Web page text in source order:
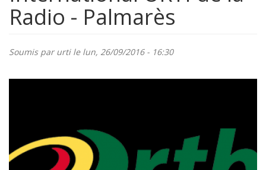
Radio - Palmarès
Soumis par urtile lun, 26/09/2016 - 16:30